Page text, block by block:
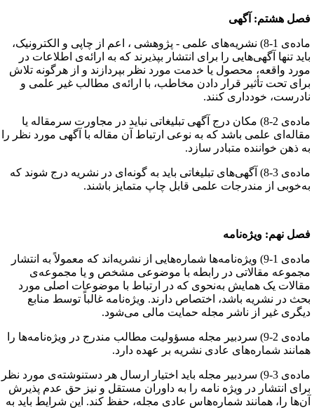
هشتم‌: آگهی
ماده‌ی 1-8) نشریه‌های علمی - پژوهشی ، اعم از چاپی و الکترونیک،
تنها آگهی‌هایی را برای انتشار بپذیرند که به ارائه‌ی اطلاعات در
واقعه، محصول یا خدمت مورد نظر بپردازند و از هرگونه تلاش
تحت تأثیر قرار دادن مخاطب، با ارائه‌ی مطالب غیر علمی و
خودداری کنند.
ماده‌ی 2-8) مکان درج آگهی تبلیغاتی نباید در مجاورت سرمقاله یا
علمی باشد که به نوعی ارتباط آن مقاله با آگهی مورد نظر را
ذهن خواننده متبادر سازد.
ماده‌ی 3-8) آگهی‌های تبلیغاتی باید به گونه‌ای در نشریه درج شوند که
از مندرجات علمی قابل چاپ متمایز باشند.
نهم: ویژه‌نامه
ماده‌ی 1-9) ویژه‌نامه‌ها شماره‌هایی از نشریه‌اند که معمولاً به انتشار
مقالاتی در رابطه با موضوعی مشخص و یا مجموعه‌ی
یک همایش به‌نحوی که در ارتباط با موضوعات اصلی مورد
در نشریه باشد، اختصاص دارند. ویژه‌نامه‌ غالباً توسط منابع
غیر از ناشر مجله حمایت مالی می‌شود.
ماده‌ی 2-9) سردبیر مجله مسؤولیت مطالب مندرج در ویژه‌نامه‌ها را
شماره‌های عادی نشریه بر عهده دارد.
ماده‌ی 3-9) سردبیر مجله باید اختیار ارسال هر دستنوشته‌ی مورد نظر
انتشار در ویژه نامه را به داوران مستقل و نیز حق عدم پذیرش
را، همانند شماره‌هاس عادی مجله، حفظ کند. این شرایط باید به